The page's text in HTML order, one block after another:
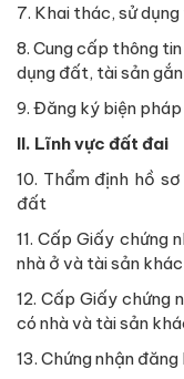
7. Khai thác, sử
8. Cung cấp thông
dụng đất, tài sản
9. Đăng ký biện
II. Lĩnh vực đất đai
10. Thẩm định hồ
đất
11. Cấp Giấy chứng
nhà ở và tài sản
12. Cấp Giấy chứng
có nhà và tài sản
13. Chứng nhận